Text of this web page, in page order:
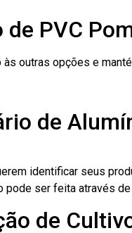
PVC
outras opções e
de
identificar seus
ser feita através
de